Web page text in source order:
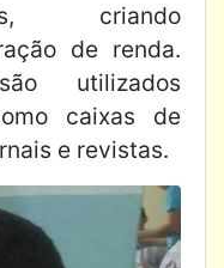
criando
de renda.
utilizados
caixas de
e revistas.